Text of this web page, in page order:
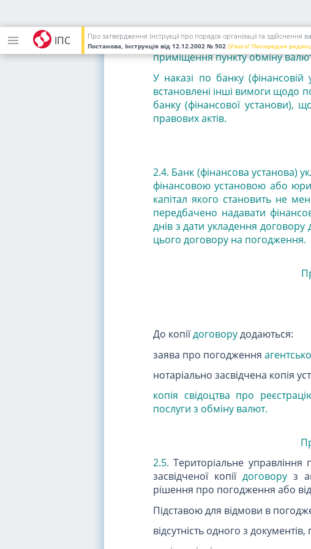
ІПС Про затвердження Інструкції про порядок організації та
Постанова, Інструкція від 12.12.2002 № 502 (Увага! Попередня
покладається керівництво і
відповідає за роботу пунктів
приміщення пункту обміну
У наказі по банку (фінансовій
встановлені інші вимоги щодо
банку (фінансової установи),
правових актів.
2.4. Банк (фінансова установа)
фінансовою установою або
капітал якого становить не
передбачено надавати
днів з дати укладення договору
цього договору на погодження.
До копіїдоговорудодаються:
заява про погодження
нотаріально засвідчена копія
копія свідоцтва про
послуги з обміну валют.
2.5. Територіальне
засвідченої копіїдоговору з
рішення про погодження або
Підставою для відмови в
відсутність одного з